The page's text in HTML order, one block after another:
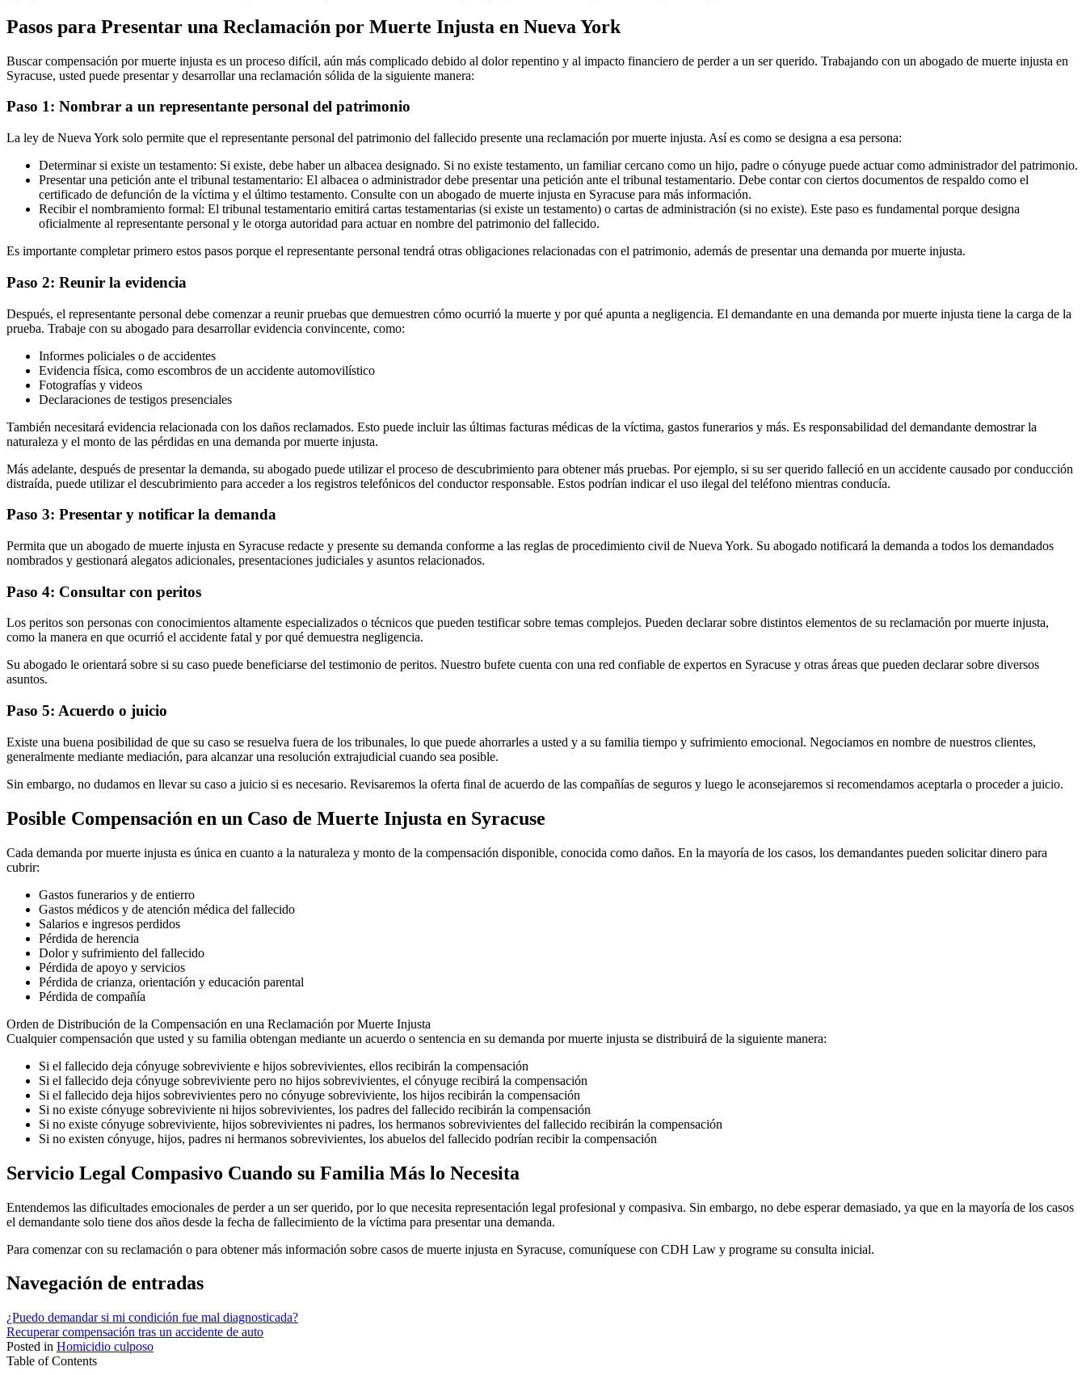
Pasos para Presentar una Reclamación por Muerte Injusta en Nueva York
Buscar compensación por muerte injusta es un proceso difícil, aún más complicado debido al dolor repentino y al impacto financiero de perder a un ser querido. Trabajando con un abogado de muerte injusta en
Syracuse, usted puede presentar y desarrollar una reclamación sólida de la siguiente manera:
Paso 1: Nombrar a un representante personal del patrimonio
La ley de Nueva York solo permite que el representante personal del patrimonio del fallecido presente una reclamación por muerte injusta. Así es como se designa a esa persona:
Determinar si existe un testamento: Si existe, debe haber un albacea designado. Si no existe testamento, un familiar cercano como un hijo, padre o cónyuge puede actuar como administrador del patrimonio.
Presentar una petición ante el tribunal testamentario: El albacea o administrador debe presentar una petición ante el tribunal testamentario. Debe contar con ciertos documentos de respaldo como el
certificado de defunción de la víctima y el último testamento. Consulte con un abogado de muerte injusta en Syracuse para más información.
Recibir el nombramiento formal: El tribunal testamentario emitirá cartas testamentarias (si existe un testamento) o cartas de administración (si no existe). Este paso es fundamental porque designa
oficialmente al representante personal y le otorga autoridad para actuar en nombre del patrimonio del fallecido.
Es importante completar primero estos pasos porque el representante personal tendrá otras obligaciones relacionadas con el patrimonio, además de presentar una demanda por muerte injusta.
Paso 2: Reunir la evidencia
Después, el representante personal debe comenzar a reunir pruebas que demuestren cómo ocurrió la muerte y por qué apunta a negligencia. El demandante en una demanda por muerte injusta tiene la carga de la
prueba. Trabaje con su abogado para desarrollar evidencia convincente, como:
Informes policiales o de accidentes
Evidencia física, como escombros de un accidente automovilístico
Fotografías y videos
Declaraciones de testigos presenciales
También necesitará evidencia relacionada con los daños reclamados. Esto puede incluir las últimas facturas médicas de la víctima, gastos funerarios y más. Es responsabilidad del demandante demostrar la
naturaleza y el monto de las pérdidas en una demanda por muerte injusta.
Más adelante, después de presentar la demanda, su abogado puede utilizar el proceso de descubrimiento para obtener más pruebas. Por ejemplo, si su ser querido falleció en un accidente causado por conducción
distraída, puede utilizar el descubrimiento para acceder a los registros telefónicos del conductor responsable. Estos podrían indicar el uso ilegal del teléfono mientras conducía.
Paso 3: Presentar y notificar la demanda
Permita que un abogado de muerte injusta en Syracuse redacte y presente su demanda conforme a las reglas de procedimiento civil de Nueva York. Su abogado notificará la demanda a todos los demandados
nombrados y gestionará alegatos adicionales, presentaciones judiciales y asuntos relacionados.
Paso 4: Consultar con peritos
Los peritos son personas con conocimientos altamente especializados o técnicos que pueden testificar sobre temas complejos. Pueden declarar sobre distintos elementos de su reclamación por muerte injusta,
como la manera en que ocurrió el accidente fatal y por qué demuestra negligencia.
Su abogado le orientará sobre si su caso puede beneficiarse del testimonio de peritos. Nuestro bufete cuenta con una red confiable de expertos en Syracuse y otras áreas que pueden declarar sobre diversos
asuntos.
Paso 5: Acuerdo o juicio
Existe una buena posibilidad de que su caso se resuelva fuera de los tribunales, lo que puede ahorrarles a usted y a su familia tiempo y sufrimiento emocional. Negociamos en nombre de nuestros clientes,
generalmente mediante mediación, para alcanzar una resolución extrajudicial cuando sea posible.
Sin embargo, no dudamos en llevar su caso a juicio si es necesario. Revisaremos la oferta final de acuerdo de las compañías de seguros y luego le aconsejaremos si recomendamos aceptarla o proceder a juicio.
Posible Compensación en un Caso de Muerte Injusta en Syracuse
Cada demanda por muerte injusta es única en cuanto a la naturaleza y monto de la compensación disponible, conocida como daños. En la mayoría de los casos, los demandantes pueden solicitar dinero para
cubrir:
Gastos funerarios y de entierro
Gastos médicos y de atención médica del fallecido
Salarios e ingresos perdidos
Pérdida de herencia
Dolor y sufrimiento del fallecido
Pérdida de apoyo y servicios
Pérdida de crianza, orientación y educación parental
Pérdida de compañía
Orden de Distribución de la Compensación en una Reclamación por Muerte Injusta
Cualquier compensación que usted y su familia obtengan mediante un acuerdo o sentencia en su demanda por muerte injusta se distribuirá de la siguiente manera:
Si el fallecido deja cónyuge sobreviviente e hijos sobrevivientes, ellos recibirán la compensación
Si el fallecido deja cónyuge sobreviviente pero no hijos sobrevivientes, el cónyuge recibirá la compensación
Si el fallecido deja hijos sobrevivientes pero no cónyuge sobreviviente, los hijos recibirán la compensación
Si no existe cónyuge sobreviviente ni hijos sobrevivientes, los padres del fallecido recibirán la compensación
Si no existe cónyuge sobreviviente, hijos sobrevivientes ni padres, los hermanos sobrevivientes del fallecido recibirán la compensación
Si no existen cónyuge, hijos, padres ni hermanos sobrevivientes, los abuelos del fallecido podrían recibir la compensación
Servicio Legal Compasivo Cuando su Familia Más lo Necesita
Entendemos las dificultades emocionales de perder a un ser querido, por lo que necesita representación legal profesional y compasiva. Sin embargo, no debe esperar demasiado, ya que en la mayoría de los casos
el demandante solo tiene dos años desde la fecha de fallecimiento de la víctima para presentar una demanda.
Para comenzar con su reclamación o para obtener más información sobre casos de muerte injusta en Syracuse, comuníquese con CDH Law y programe su consulta inicial.
Navegación de entradas
¿Puedo demandar si mi condición fue mal diagnosticada?
Recuperar compensación tras un accidente de auto
Posted in Homicidio culposo
Table of Contents